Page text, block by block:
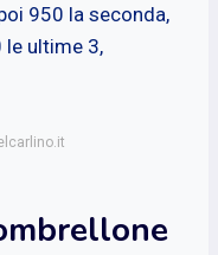
950 la seconda,
le ultime 3,